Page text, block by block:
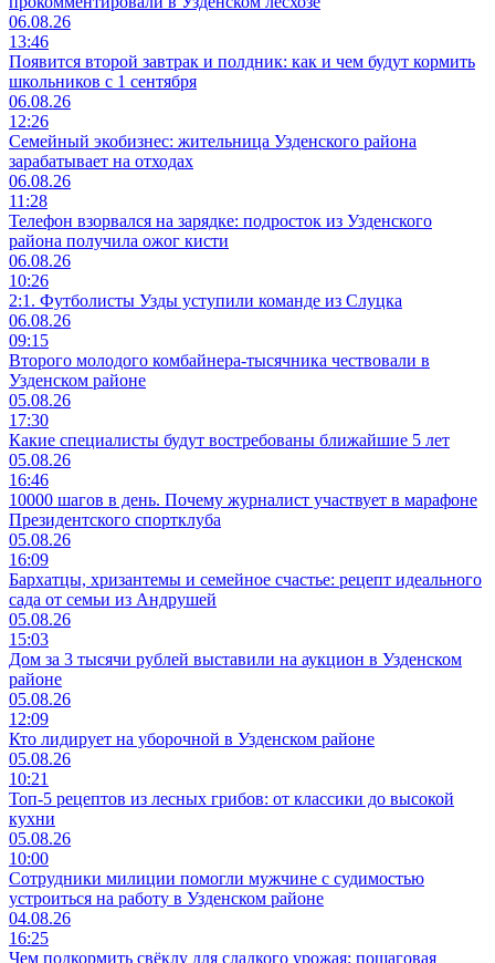
06.08.26
13:46
Появится второй завтрак и полдник: как и чем будут кормить
школьников с 1 сентября
06.08.26
12:26
Семейный экобизнес: жительница Узденского района
зарабатывает на отходах
06.08.26
11:28
Телефон взорвался на зарядке: подросток из Узденского
района получила ожог кисти
06.08.26
10:26
2:1. Футболисты Узды уступили команде из Слуцка
06.08.26
09:15
Второго молодого комбайнера-тысячника чествовали в
Узденском районе
05.08.26
17:30
Какие специалисты будут востребованы ближайшие 5 лет
05.08.26
16:46
10000 шагов в день. Почему журналист участвует в марафоне
Президентского спортклуба
05.08.26
16:09
Бархатцы, хризантемы и семейное счастье: рецепт идеального
сада от семьи из Андрушей
05.08.26
15:03
Дом за 3 тысячи рублей выставили на аукцион в Узденском
районе
05.08.26
12:09
Кто лидирует на уборочной в Узденском районе
05.08.26
10:21
Топ-5 рецептов из лесных грибов: от классики до высокой
кухни
05.08.26
10:00
Сотрудники милиции помогли мужчине с судимостью
устроиться на работу в Узденском районе
04.08.26
16:25
Чем подкормить свёклу для сладкого урожая: пошаговая